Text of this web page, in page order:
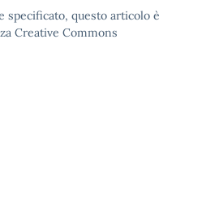
specificato, questo articolo è
Creative Commons